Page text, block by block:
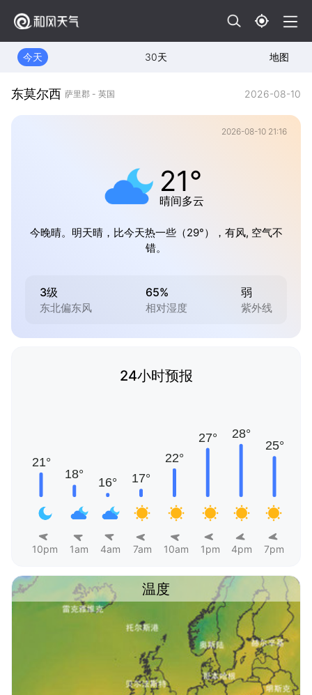
今天 30天 地图
东莫尔西 萨里郡 - 英国 2026-08-10
2026-08-10 21:16
21°
晴间多云
今晚晴。明天晴，比今天热一些（29°），有风, 空气不
错。
3级
东北偏东风
65%
相对湿度
弱
紫外线
24小时预报
10pm 1am 4am 7am 10am 1pm 4pm 7pm
温度